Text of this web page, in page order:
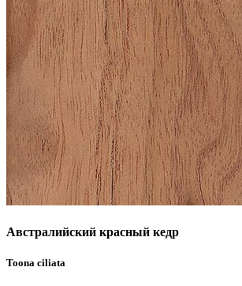
Австралийский красный кедр
Toona ciliata